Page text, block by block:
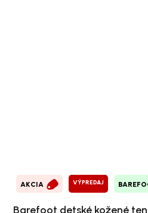
AKCIA VÝPREDAJ
Barefoot detské kožené